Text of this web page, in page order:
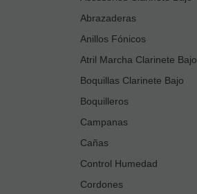
Abrazaderas
Anillos Fónicos
Atril Marcha Clarinete Bajo
Boquillas Clarinete Bajo
Boquilleros
Campanas
Cañas
Control Humedad
Cordones